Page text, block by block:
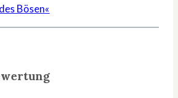
Bösen«